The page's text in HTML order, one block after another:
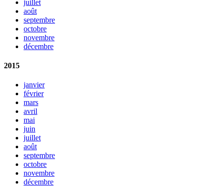
juillet
août
septembre
octobre
novembre
décembre
2015
janvier
février
mars
avril
mai
juin
juillet
août
septembre
octobre
novembre
décembre